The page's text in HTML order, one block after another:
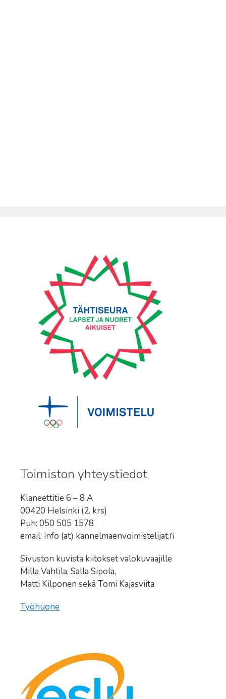
Toimiston yhteystiedot
Klaneettitie 6 – 8 A
00420 Helsinki (2. krs)
Puh: 050 505 1578
email: info (at) kannelmaenvoimistelijat.fi
Sivuston kuvista kiitokset valokuvaajille
Milla Vahtila, Salla Sipola,
Matti Kilponen sekä Tomi Kajasviita.
Työhuone